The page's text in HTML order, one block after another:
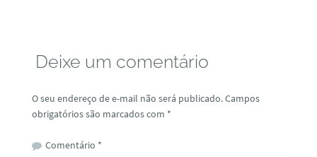
Deixe um comentário
O seu endereço de e-mail não será publicado.Campos
obrigatórios são marcados com *
Comentário *